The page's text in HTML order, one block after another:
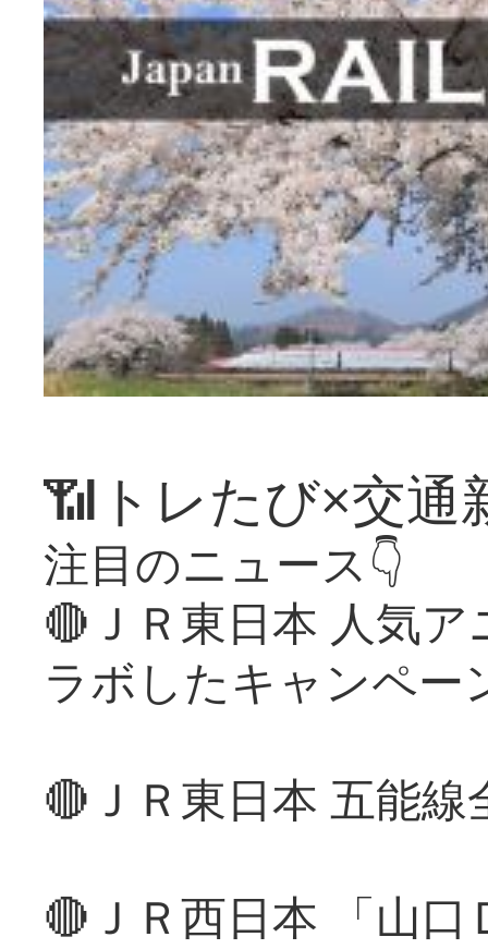
📶トレたび×交通
注目のニュース👇
🔴ＪＲ東日本 人気
ラボしたキャンペー
🔴ＪＲ東日本 五能
🔴ＪＲ西日本 「山